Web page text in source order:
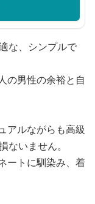
な、シンプルで
の男性の余裕と自
アルながらも高級
いません。
ートに馴染み、着